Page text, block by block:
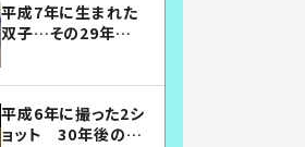
平成7年に生まれた
双子…その29年後
平成6年に撮った2シ
ョット 30年後の姿